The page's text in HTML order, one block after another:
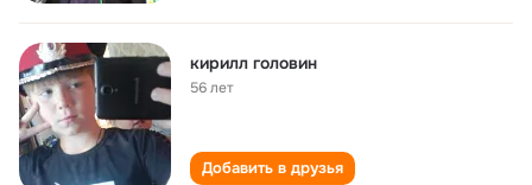
кирилл головин
56 лет
Добавить в друзья